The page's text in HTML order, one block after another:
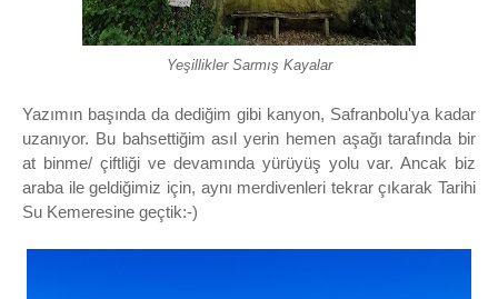
Yeşillikler Sarmış Kayalar
Yazımın başında da dediğim gibi kanyon, Safranbolu'ya kadar
uzanıyor. Bu bahsettiğim asıl yerin hemen aşağı tarafında bir
at binme/ çiftliği ve devamında yürüyüş yolu var. Ancak biz
araba ile geldiğimiz için, aynı merdivenleri tekrar çıkarak Tarihi
Su Kemeresine geçtik:-)